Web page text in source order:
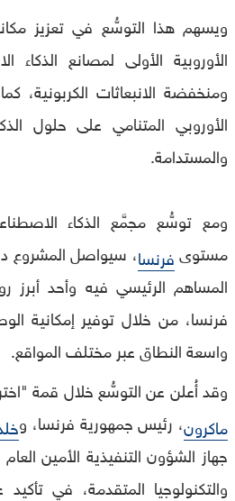
ويسهم هذا التوسُّع في تعزيز
الأوروبية الأولى لمصانع
ومنخفضة الانبعاثات
الأوروبي المتنامي على حلول
والمستدامة.
مستوىفرنسا، سيواصل المشروع
المساهم الرئيسي فيه وأحد أبرز
فرنسا، من خلال توفير إمكانية
واسعة النطاق عبر مختلف المواقع.
وقد أُعلن عن التوسُّع خلال قمة
ماكرون، رئيس جمهورية فرنسا، و
جهاز الشؤون التنفيذية الأمين
والتكنولوجيا المتقدمة، في تأكيد